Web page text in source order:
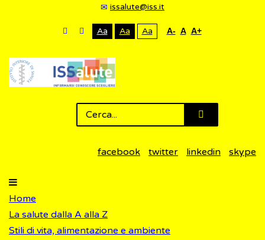
issalute@iss.it
Aa Aa Aa A- A A+
facebook twitter linkedin skype
Home
La salute dalla A alla Z
Stili di vita, alimentazione e ambiente